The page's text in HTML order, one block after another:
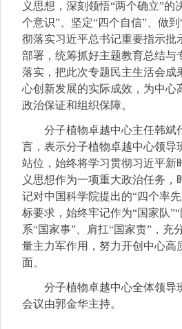
义思想，深刻领悟“两个确立”的
个意识”、坚定“四个自信”、做
彻落实习近平总书记重要指示批
部署，统筹抓好主题教育总结与
落实，把此次专题民主生活会成
心创新发展的实际成效，为中心
政治保证和组织保障。
分子植物卓越中心主任韩斌
言，表示分子植物卓越中心领导
站位，始终将学习贯彻习近平新
义思想作为一项重大政治任务，
记对中国科学院提出的“四个率
标要求，始终牢记作为“国家队
系“国家事”、肩扛“国家责”，充
量主力军作用，努力开创中心高
面。
分子植物卓越中心全体领导
会议由郭金华主持。